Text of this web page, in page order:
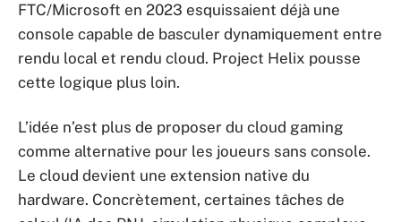
FTC/Microsoft en 2023 esquissaient déjà une
console capable de basculer dynamiquement entre
rendu local et rendu cloud. Project Helix pousse
cette logique plus loin.
L’idée n’est plus de proposer du cloud gaming
comme alternative pour les joueurs sans console.
Le cloud devient une extension native du
hardware. Concrètement, certaines tâches de